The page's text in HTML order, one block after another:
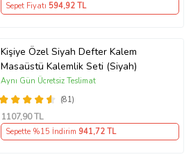
Sepet Fiyatı 594,92 TL
Kişiye Özel Siyah Defter Kalem
Masaüstü Kalemlik Seti (Siyah)
(81)
Aynı Gün Ücretsiz Teslimat
1107,90 TL
Sepette %15 İndirim 941,72 TL